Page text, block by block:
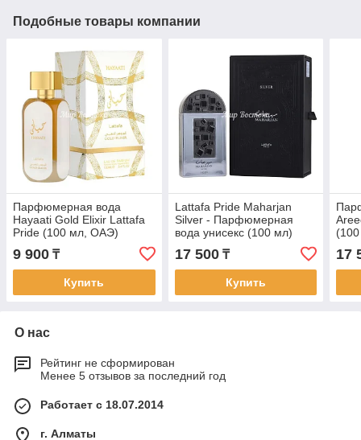
Подобные товары компании
Парфюмерная вода
Hayaati Gold Elixir Lattafa
Pride (100 мл, ОАЭ)
9 900 ₸
Купить
Lattafa Pride Maharjan
Silver - Парфюмерная
вода унисекс (100 мл)
17 500₸
Купить
17
О нас
Рейтинг не сформирован
Менее 5 отзывов за последний год
Работает с 18.07.2014
г. Алматы